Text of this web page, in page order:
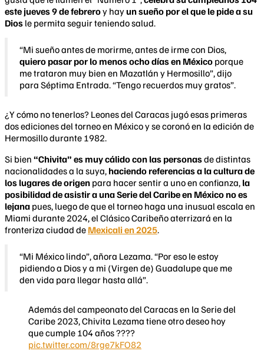
este jueves 9 de febreroy hayun sueño por el que le pide a su
Dios le permita seguir teniendo salud.
“Mi sueño antes de morirme, antes de irme con Dios,
quiero pasar por lo menos ocho días en México porque
me trataron muy bien en Mazatlán y Hermosillo”, dijo
para Séptima Entrada. “Tengo recuerdos muy gratos”.
¿Y cómo no tenerlos? Leones del Caracas jugó esas primeras
dos ediciones del torneo en México y se coronó en la edición de
Hermosillo durante 1982.
Si bien “Chivita” es muy cálido con las personasde distintas
nacionalidades a la suya, haciendo referencias a la cultura de
los lugares de origen para hacer sentir a uno en confianza, la
posibilidad de asistir a una Serie del Caribe en México no es
lejana pues, luego de que el torneo haga una inusual escala en
Miami durante 2024, el Clásico Caribeño aterrizará en la
fronteriza ciudad de Mexicali en 2025.
“Mi México lindo”, añora Lezama. “Por eso le estoy
pidiendo a Dios y a mi (Virgen de) Guadalupe que me
den vida para llegar hasta allá”.
Además del campeonato del Caracas en la Serie del
Caribe 2023, Chivita Lezama tiene otro deseo hoy
que cumple 104 años ????
pic.twitter.com/8rge7kFO82